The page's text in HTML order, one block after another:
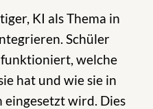
KI als Thema in
Schüler
welche
hat und wie sie in
eingesetzt wird. Dies